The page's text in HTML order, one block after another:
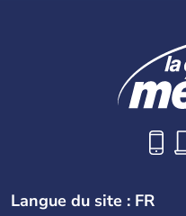
Langue du site : FR